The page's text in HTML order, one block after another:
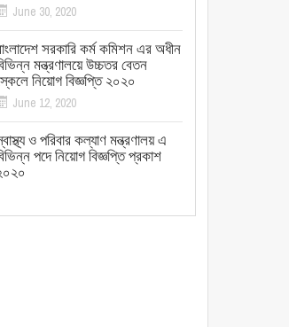
June 30, 2020
সরকারি কর্ম কমিশন এর অধীন
মন্ত্রণালয়ে উচ্চতর বেতন
নিয়োগ বিজ্ঞপ্তি ২০২০
June 12, 2020
ও পরিবার কল্যাণ মন্ত্রণালয় এ
পদে নিয়োগ বিজ্ঞপ্তি প্রকাশ